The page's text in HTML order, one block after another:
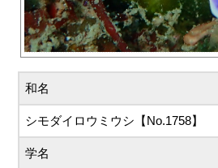
和名
シモダイロウミウシ【No.1758】
学名